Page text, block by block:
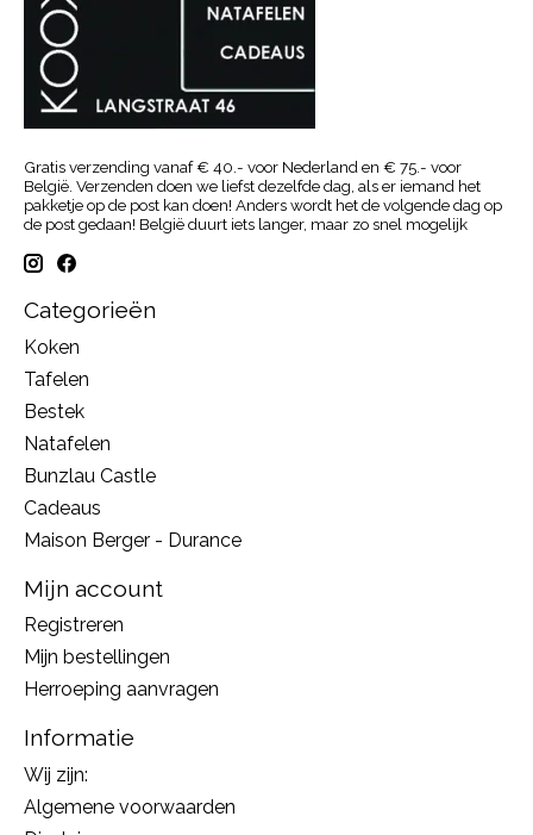
Gratis verzending vanaf € 40.- voor Nederland en € 75.- voor
België. Verzenden doen we liefst dezelfde dag, als er iemand het
pakketje op de post kan doen! Anders wordt het de volgende dag op
de post gedaan! België duurt iets langer, maar zo snel mogelijk
Categorieën
Koken
Tafelen
Bestek
Natafelen
Bunzlau Castle
Cadeaus
Maison Berger - Durance
Mijn account
Registreren
Mijn bestellingen
Herroeping aanvragen
Informatie
Wij zijn:
Algemene voorwaarden